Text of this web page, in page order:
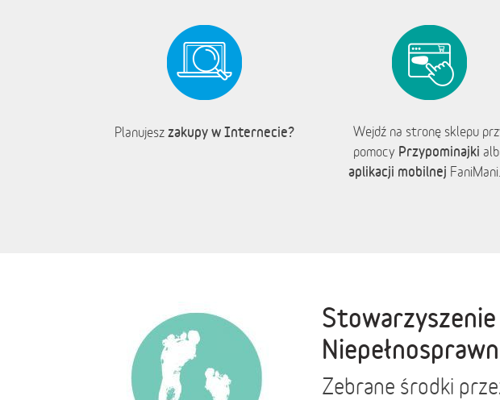
Planujesz zakupy w Internecie?
Wejdź na stronę sklepu
pomocy Przypominajki
aplikacji mobilnej
Stowarzyszenie
Zebrane środki